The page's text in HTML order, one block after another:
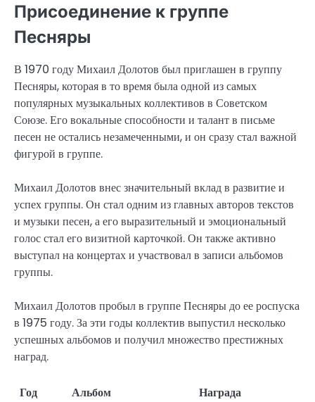
Присоединение к группе
Песняры
В 1970 году Михаил Долотов был приглашен в группу
Песняры, которая в то время была одной из самых
популярных музыкальных коллективов в Советском
Союзе. Его вокальные способности и талант в письме
песен не остались незамеченными, и он сразу стал важной
фигурой в группе.
Михаил Долотов внес значительный вклад в развитие и
успех группы. Он стал одним из главных авторов текстов
и музыки песен, а его выразительный и эмоциональный
голос стал его визитной карточкой. Он также активно
выступал на концертах и участвовал в записи альбомов
группы.
Михаил Долотов пробыл в группе Песняры до ее роспуска
в 1975 году. За эти годы коллектив выпустил несколько
успешных альбомов и получил множество престижных
наград.
Год Альбом
Награда